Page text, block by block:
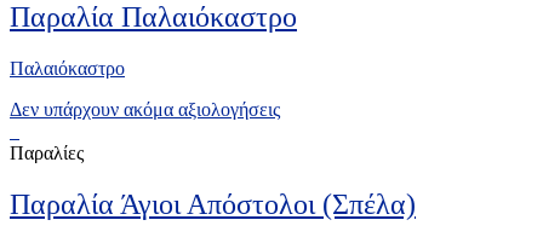
Παραλία Παλαιόκαστρο
Παλαιόκαστρο
Δεν υπάρχουν ακόμα αξιολογήσεις
Παραλίες
Παραλία Άγιοι Απόστολοι (Σπέλα)